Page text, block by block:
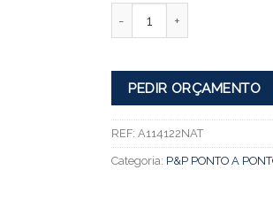
PEDIR ORÇAMENTO
REF: A114122NAT
Categoria: P&P PONTO A